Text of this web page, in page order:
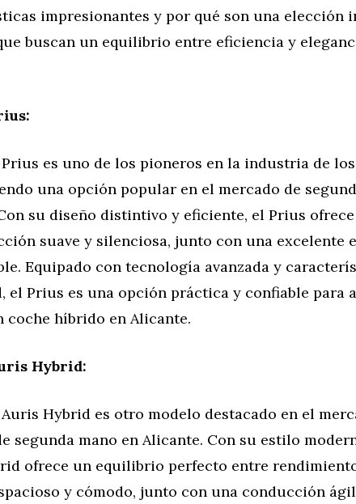
impresionantes y por qué son una elección
buscan un equilibrio entre eficiencia y
es uno de los pioneros en la industria de
una opción popular en el mercado de
su diseño distintivo y eficiente, el Prius
suave y silenciosa, junto con una excelente
Equipado con tecnología avanzada y
el Prius es una opción práctica y confiable para
coche híbrido en Alicante.
Hybrid:
Hybrid es otro modelo destacado en el
segunda mano en Alicante. Con su estilo
ofrece un equilibrio perfecto entre
y cómodo, junto con una conducción